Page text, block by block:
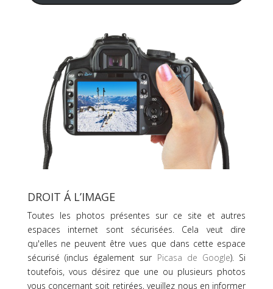
DROIT Á L’IMAGE
Toutes les photos présentes sur ce site et autres
espaces internet sont sécurisées. Cela veut dire
qu'elles ne peuvent être vues que dans cette espace
sécurisé (inclus également sur Picasa de Google). Si
toutefois, vous désirez que une ou plusieurs photos
vous concernant soit retirées, veuillez nous en informer